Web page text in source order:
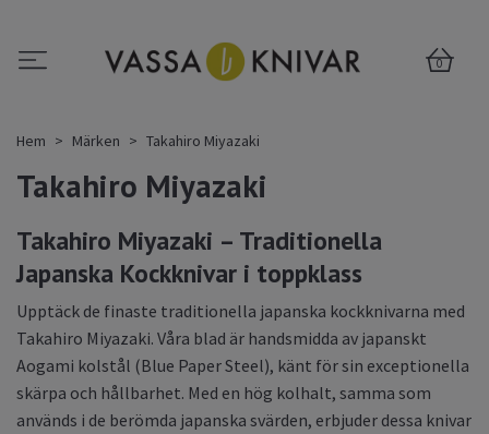
0
Hem Märken Takahiro Miyazaki
Takahiro Miyazaki
Takahiro Miyazaki – Traditionella
Japanska Kockknivar i toppklass
Upptäck de finaste traditionella japanska kockknivarna med
Takahiro Miyazaki. Våra blad är handsmidda av japanskt
Aogami kolstål (Blue Paper Steel), känt för sin exceptionella
skärpa och hållbarhet. Med en hög kolhalt, samma som
används i de berömda japanska svärden, erbjuder dessa knivar